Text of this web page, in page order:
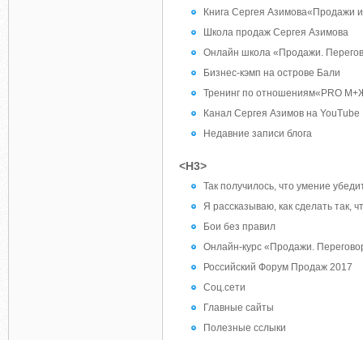
Книга Сергея Азимова«Продажи
Школа продаж Сергея Азимова
Онлайн школа «Продажи.
Бизнес-кэмп на острове Бали
Тренинг по отношениям«PRO
Канал Сергея Азимов на YouTube
Недавние записи блога
<H3>
Так получилось, что умение
Я рассказываю, как сделать так,
Бои без правил
Онлайн-курс «Продажи.
Российский Форум Продаж 2017
Соц.сети
Главные сайты
Полезные сслыки